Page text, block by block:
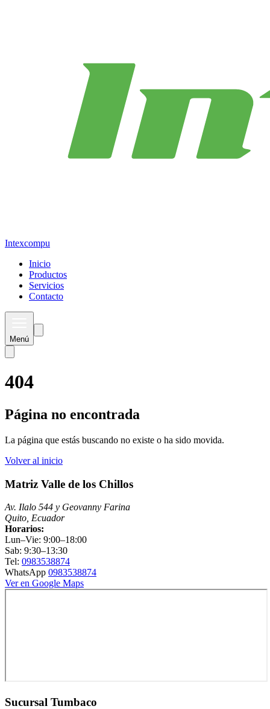
Intexcompu
Inicio
Productos
Servicios
Contacto
Menú
404
Página no encontrada
La página que estás buscando no existe o ha sido movida.
Volver al inicio
Matriz Valle de los Chillos
Av. Ilalo 544 y Geovanny Farina
Quito, Ecuador
Horarios:
Lun–Vie: 9:00–18:00
Sab: 9:30–13:30
Tel: 0983538874
WhatsApp 0983538874
Ver en Google Maps
Sucursal Tumbaco